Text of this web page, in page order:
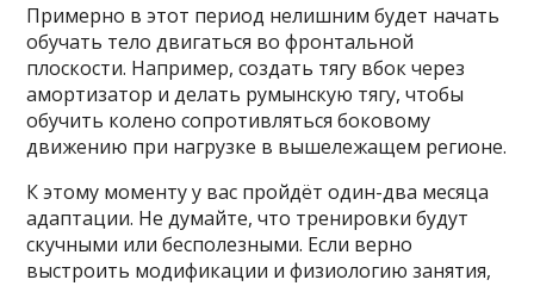
Примерно в этот период нелишним будет начать
обучать тело двигаться во фронтальной
плоскости. Например, создать тягу вбок через
амортизатор и делать румынскую тягу, чтобы
обучить колено сопротивляться боковому
движению при нагрузке в вышележащем регионе.
К этому моменту у вас пройдёт один-два месяца
адаптации. Не думайте, что тренировки будут
скучными или бесполезными. Если верно
выстроить модификации и физиологию занятия,